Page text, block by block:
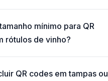
mínimo para QR
rótulos de vinho?
QR codes em tampas ou